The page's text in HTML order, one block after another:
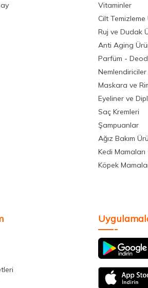
Vitaminler
Cilt Temizleme
Ruj ve Dudak
Anti Aging
Parfüm -
Nemlendiriciler
Maskara ve
Eyeliner ve
Saç Kremleri
Şampuanlar
Ağız Bakım
Kedi Mamaları
Köpek